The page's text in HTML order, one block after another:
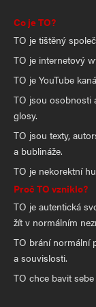
Co je TO?
TO je tištěný
TO je internetový
TO je YouTube
TO jsou osobnosti
glosy.
TO jsou texty,
a bublináže.
TO je nekorektní
Proč TO vzniklo?
TO je autentická
žít v normálním
TO brání normální
a souvislosti.
TO chce bavit